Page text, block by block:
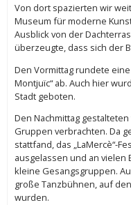
Von dort spazierten wir
Museum für moderne
Ausblick von der
überzeugte, dass sich der
Den Vormittag rundete
Montjuïc“ ab. Auch hier
Stadt geboten.
Den Nachmittag
Gruppen verbrachten. Da
stattfand, das „LaMercè“-
ausgelassen und an vielen
kleine Gesangsgruppen.
große Tanzbühnen, auf
wurden.